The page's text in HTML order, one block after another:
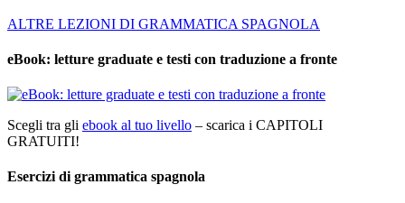
ALTRE LEZIONI DI GRAMMATICA SPAGNOLA
eBook: letture graduate e testi con traduzione a fronte
Scegli tra gli ebook al tuo livello – scarica i CAPITOLI
GRATUITI!
Esercizi di grammatica spagnola